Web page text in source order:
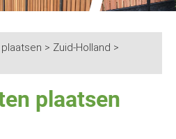
> Zuid-Holland >
plaatsen